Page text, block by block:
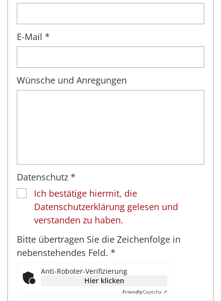
E-Mail *
Wünsche und Anregungen
Datenschutz *
Ich bestätige hiermit, die
Datenschutzerklärung gelesen und
verstanden zu haben.
Bitte übertragen Sie die Zeichenfolge in
nebenstehendes Feld. *
Anti-Roboter-Verifizierung
Hier klicken
FriendlyCaptcha ⇗